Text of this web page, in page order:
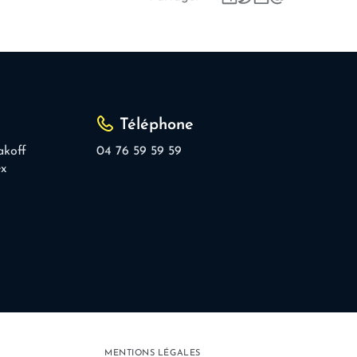
Téléphone
04 76 59 59 59
MENTIONS LÉGALES